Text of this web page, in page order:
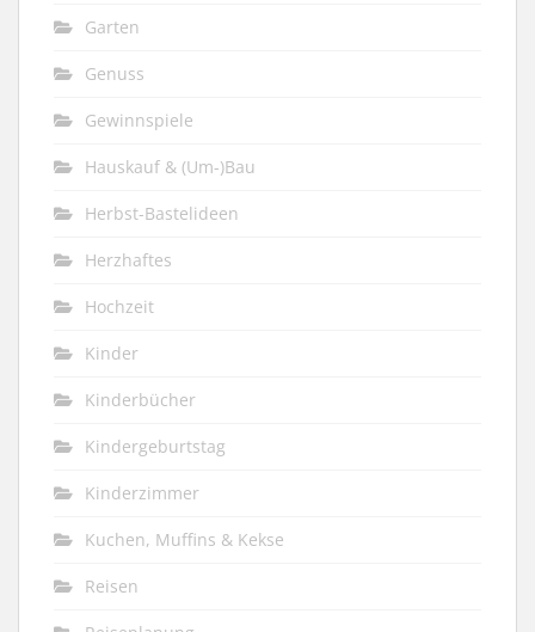
Garten
Genuss
Gewinnspiele
Hauskauf & (Um-)Bau
Herbst-Bastelideen
Herzhaftes
Hochzeit
Kinder
Kinderbücher
Kindergeburtstag
Kinderzimmer
Kuchen, Muffins & Kekse
Reisen